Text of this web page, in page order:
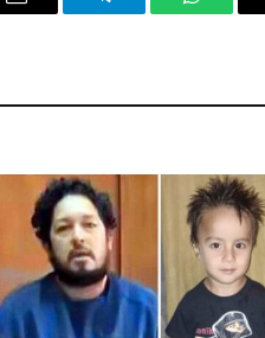
Email Telegram